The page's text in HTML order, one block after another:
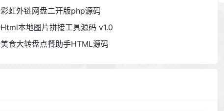
彩虹外链网盘二开版php源码
Html本地图片拼接工具源码 v1.0
美食大转盘点餐助手HTML源码